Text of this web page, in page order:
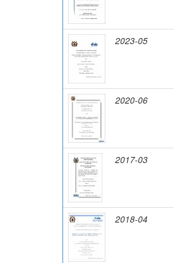
2023-05
2020-06
2017-03
2018-04